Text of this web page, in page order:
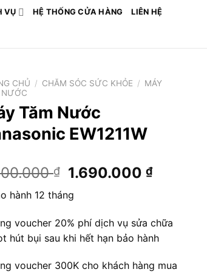
VỤ HỆ THỐNG CỬA HÀNG LIÊN HỆ
CHỦ / CHĂM SÓC SỨC KHỎE / MÁY
Tăm Nước
EW1211W
₫
Giá
là:
1.900.000 ₫.
1.690.000₫Giá
là:
hành 12 tháng
voucher 20% phí dịch vụ sửa chữa
hút bụi sau khi hết hạn bảo hành
voucher 300K cho khách hàng mua